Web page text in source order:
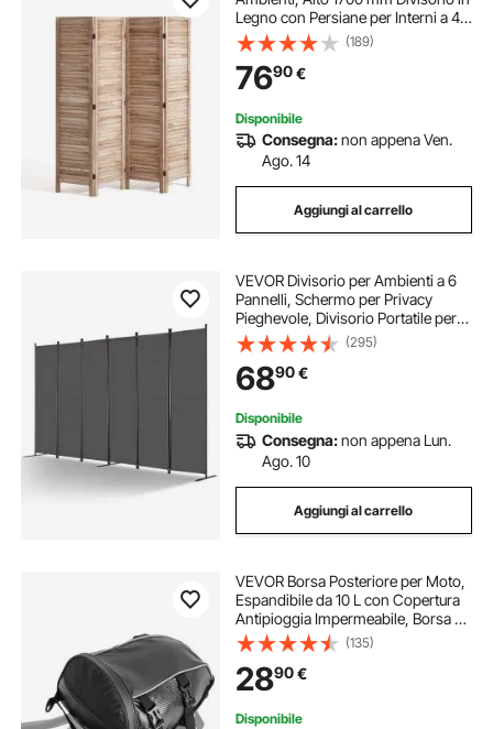
Legno con Persiane per Interni a 4
Pannelli, Divisorio Decorativo
Portatile, per Separazione di
Ambienti, Ristorante e Camera da
Letto
(189)
7690€
Disponibile
Consegna:non appena Ven.
Ago. 14
Aggiungi al carrello
VEVOR Divisorio per Ambienti a 6
Pannelli, Schermo per Privacy
Pieghevole, Divisorio Portatile per
Separazione degli Ambienti,
Divisorio per Ambienti Indipendente
per Camera da Letto, Studio, Grigio
(295)
6890€
Disponibile
Consegna:non appena Lun.
Ago. 10
Aggiungi al carrello
VEVOR Borsa Posteriore per Moto,
Espandibile da 10 L con Copertura
Antipioggia Impermeabile, Borsa da
Viaggio per Bagagli per Sportivi
all'Aria Aperta, Zaino con Tracolle,
Tasca, Nero
(135)
2890€
Disponibile